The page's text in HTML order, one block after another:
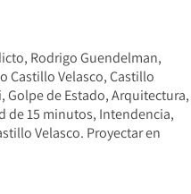
Rodrigo Guendelman
Castillo Velasco Castillo
Golpe de Estado Arquitectura
de 15 minutos Intendencia
Velasco. Proyectar en